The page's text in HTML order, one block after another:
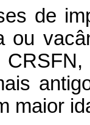
de
ou
maior